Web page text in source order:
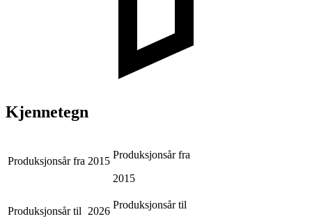
Kjennetegn
Produksjonsår fra 2015
Produksjonsår fra
2015
Produksjonsår til 2026
Produksjonsår til